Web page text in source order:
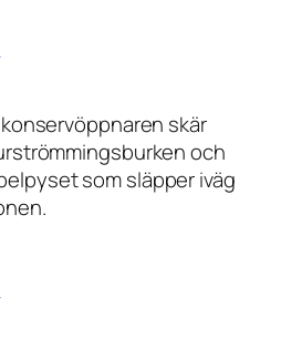
skär
och
som släpper iväg